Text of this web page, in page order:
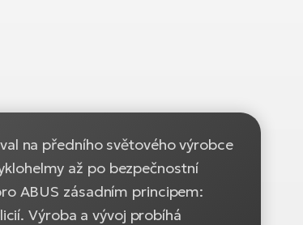
na předního světového výrobce
až po bezpečnostní
ABUS zásadním principem:
Výroba a vývoj probíhá